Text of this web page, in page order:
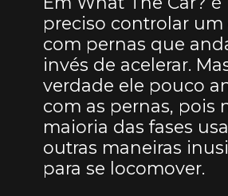
preciso controlar um
com pernas que
invés de acelerar.
verdade ele pouco
com as pernas, pois
maioria das fases usa
outras maneiras
para se locomover.